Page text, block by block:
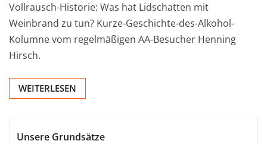
Vollrausch-Historie: Was hat Lidschatten mit
Weinbrand zu tun? Kurze-Geschichte-des-Alkohol-
Kolumne vom regelmäßigen AA-Besucher Henning
Hirsch.
WEITERLESEN
Unsere Grundsätze